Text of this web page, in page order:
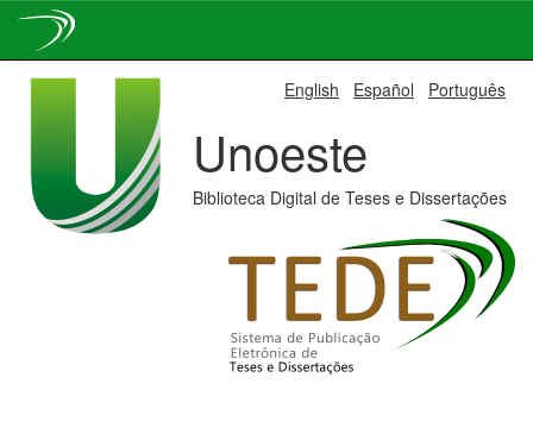
English Español Português
Unoeste
Biblioteca Digital de Teses e Dissertações